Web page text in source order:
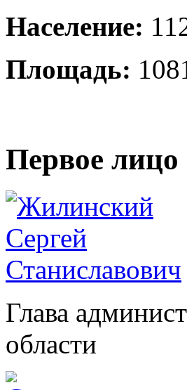
Население:
Площадь:
Первое лицо
Глава
области